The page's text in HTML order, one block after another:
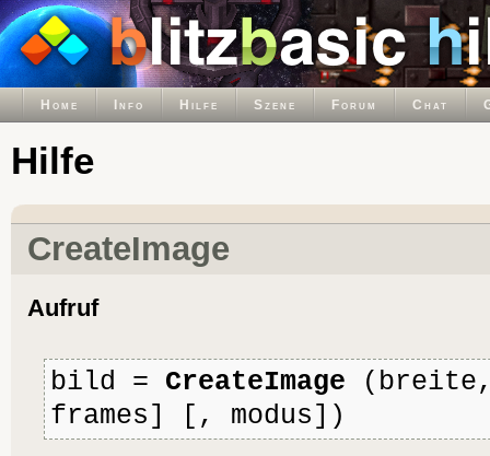
Home Info Hilfe Szene Forum Chat
Hilfe
CreateImage
Aufruf
bild = CreateImage
frames] [, modus])